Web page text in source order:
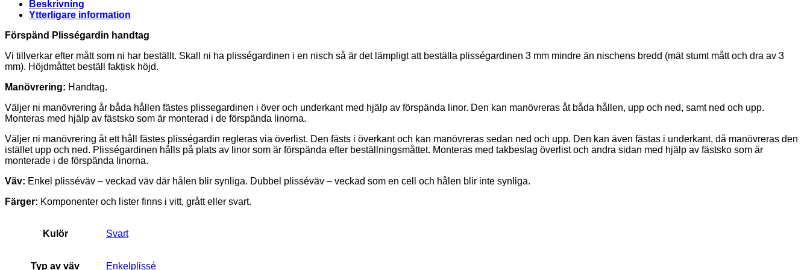
Beskrivning
Ytterligare information
Förspänd Plisségardin handtag
Vi tillverkar efter mått som ni har beställt. Skall ni ha plisségardinen i en nisch så är det lämpligt att beställa plisségardinen 3 mm mindre än nischens bredd (mät stumt mått och dra av 3
mm). Höjdmåttet beställ faktisk höjd.
Manövrering: Handtag.
Väljer ni manövrering år båda hållen fästes plissegardinen i över och underkant med hjälp av förspända linor. Den kan manövreras åt båda hållen, upp och ned, samt ned och upp.
Monteras med hjälp av fästsko som är monterad i de förspända linorna.
Väljer ni manövrering åt ett håll fästes plisségardin regleras via överlist. Den fästs i överkant och kan manövreras sedan ned och upp. Den kan även fästas i underkant, då manövreras den
istället upp och ned. Plisségardinen hålls på plats av linor som är förspända efter beställningsmåttet. Monteras med takbeslag överlist och andra sidan med hjälp av fästsko som är
monterade i de förspända linorna.
Väv: Enkel plisséväv – veckad väv där hålen blir synliga. Dubbel plisséväv – veckad som en cell och hålen blir inte synliga.
Färger: Komponenter och lister finns i vitt, grått eller svart.
Kulör Svart
Typ av väv Enkelplissé